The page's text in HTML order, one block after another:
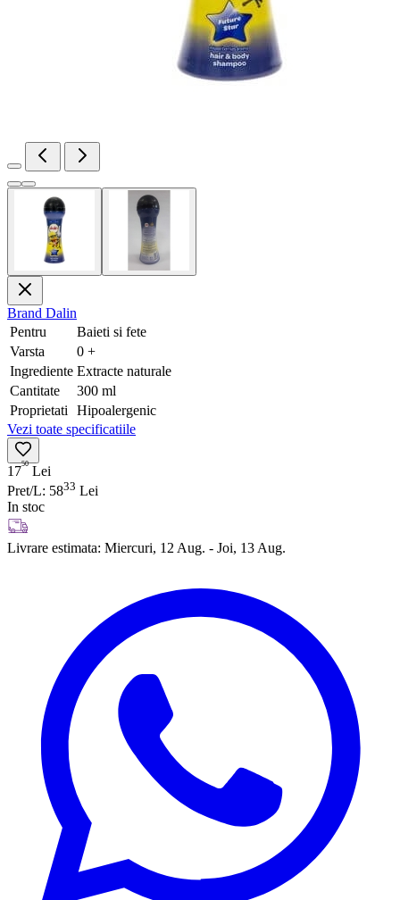
Brand Dalin
Pentru
Baieti si fete
Varsta
0 +
Ingrediente Extracte naturale
Cantitate
300 ml
Proprietati
Hipoalergenic
Vezi toate specificatiile
1750 Lei
Pret/L: 5833 Lei
In stoc
Livrare estimata: Miercuri, 12 Aug. - Joi, 13 Aug.